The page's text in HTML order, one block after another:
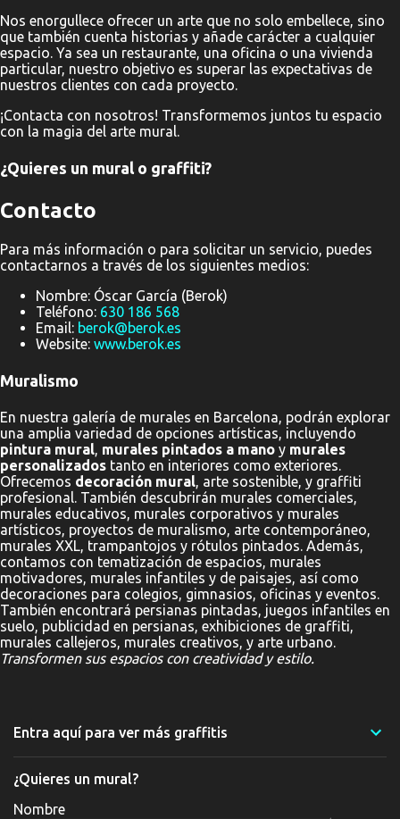
Nos enorgullece ofrecer un arte que no solo embellece, sino
que también cuenta historias y añade carácter a cualquier
espacio. Ya sea un restaurante, una oficina o una vivienda
particular, nuestro objetivo es superar las expectativas de
nuestros clientes con cada proyecto.
¡Contacta con nosotros! Transformemos juntos tu espacio
con la magia del arte mural.
¿Quieres un mural o graffiti?
Contacto
Para más información o para solicitar un servicio, puedes
contactarnos a través de los siguientes medios:
Nombre: Óscar García (Berok)
Teléfono: 630 186 568
Email: berok@berok.es
Website: www.berok.es
Muralismo
En nuestra galería de murales en Barcelona, podrán explorar
una amplia variedad de opciones artísticas, incluyendo
pintura mural, murales pintados a mano y murales
personalizados tanto en interiores como exteriores.
Ofrecemos decoración mural, arte sostenible, y graffiti
profesional. También descubrirán murales comerciales,
murales educativos, murales corporativos y murales
artísticos, proyectos de muralismo, arte contemporáneo,
murales XXL, trampantojos y rótulos pintados. Además,
contamos con tematización de espacios, murales
motivadores, murales infantiles y de paisajes, así como
decoraciones para colegios, gimnasios, oficinas y eventos.
También encontrará persianas pintadas, juegos infantiles en
suelo, publicidad en persianas, exhibiciones de graffiti,
murales callejeros, murales creativos, y arte urbano.
Transformen sus espacios con creatividad y estilo.
Entra aquí para ver más graffitis
¿Quieres un mural?
Nombre